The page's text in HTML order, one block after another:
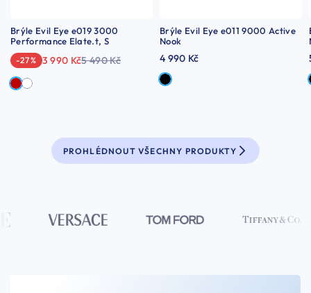
Brýle Evil Eye e019 3000
Performance Elate.t, S
-27 % 3 990 Kč5 490 Kč
Brýle Evil Eye e011 9000 Active
Nook
4 990 Kč
PROHLÉDNOUT VŠECHNY PRODUKTY